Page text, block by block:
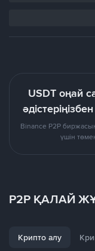
USDT оңай
Binance P2P
үшін
P2P ҚАЛАЙ
Крипто алу